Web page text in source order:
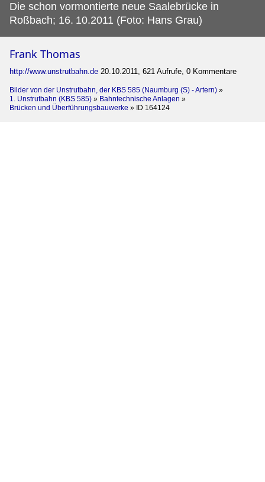
Die schon vormontierte neue Saalebrücke in
Roßbach; 16. 10.2011 (Foto: Hans Grau)
Frank Thomas
http://www.unstrutbahn.de 20.10.2011, 621 Aufrufe, 0 Kommentare
Bilder von der Unstrutbahn, der KBS 585 (Naumburg (S) - Artern) »
1. Unstrutbahn (KBS 585) » Bahntechnische Anlagen »
Brücken und Überführungsbauwerke » ID 164124